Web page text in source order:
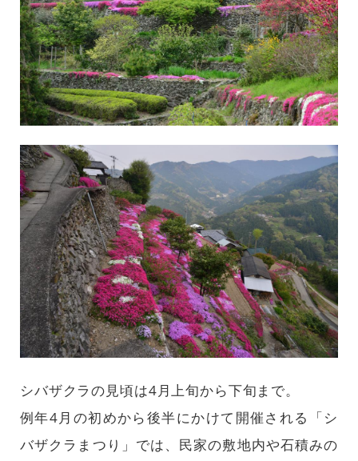
シバザクラの見頃は4月上旬から下旬まで。
例年4月の初めから後半にかけて開催される「シ
バザクラまつり」では、民家の敷地内や石積みの